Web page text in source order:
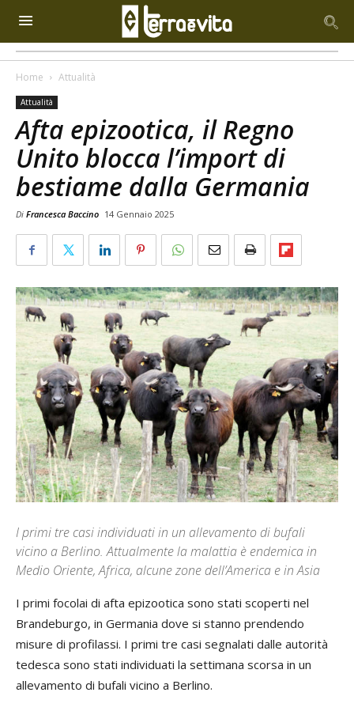
Home Attualità
Attualità
Afta epizootica, il Regno
Unito blocca l’import di
bestiame dalla Germania
Di Francesca Baccino 14 Gennaio 2025
I primi tre casi individuati in un allevamento di bufali
vicino a Berlino. Attualmente la malattia è endemica in
Medio Oriente, Africa, alcune zone dell’America e in Asia
I primi focolai di afta epizootica sono stati scoperti nel
Brandeburgo, in Germania dove si stanno prendendo
misure di profilassi. I primi tre casi segnalati dalle autorità
tedesca sono stati individuati la settimana scorsa in un
allevamento di bufali vicino a Berlino.